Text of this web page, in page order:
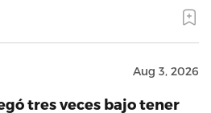
Aug 3, 2026
tres veces bajo tener